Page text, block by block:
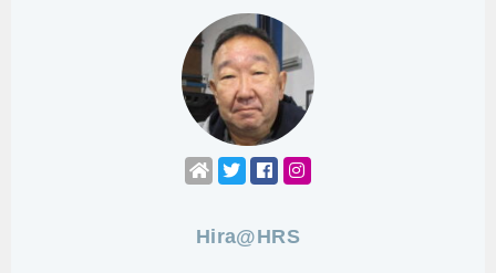
Hira@HRS